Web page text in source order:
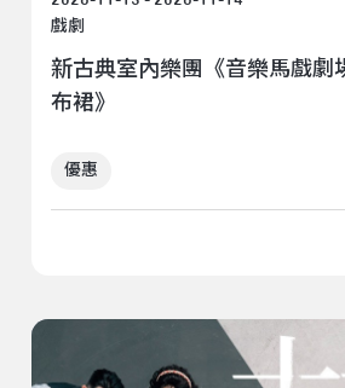
戲劇
新古典室內樂團《音樂馬戲
布裙》
優惠